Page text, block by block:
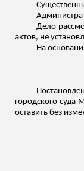
Дело
актов, не
На
городского
оставить без